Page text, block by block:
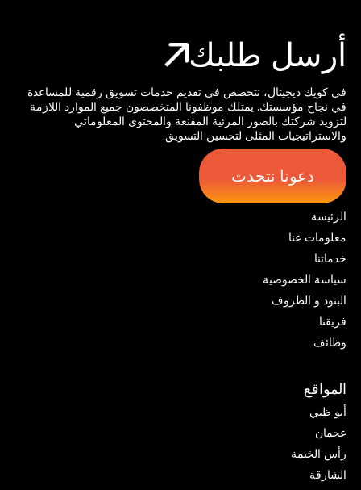
أرسل طلبك
في كويك ديجيتال، نتخصص في تقديم خدمات تسويق رقمية للمساعدة
في نجاح مؤسستك. يمتلك موظفونا المتخصصون جميع الموارد اللازمة
لتزويد شركتك بالصور المرئية المقنعة والمحتوى المعلوماتي
والاستراتيجيات المثلى لتحسين التسويق.
دعونا نتحدث
الرئيسة
معلومات عنا
خدماتنا
سياسة الخصوصية
البنود و الظروف
فريقنا
وظائف
المواقع
أبو ظبي
عجمان
رأس الخيمة
الشارقة